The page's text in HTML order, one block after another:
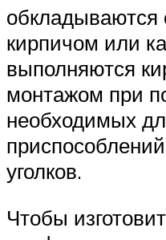
кирпичом или
выполняются
монтажом при
необходимых
уголков.
Чтобы